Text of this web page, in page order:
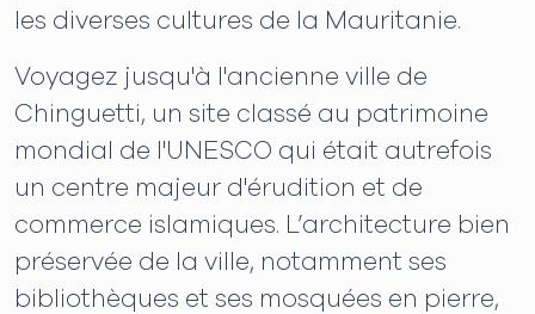
les diverses cultures de la Mauritanie.
Voyagez jusqu'à l'ancienne ville de
Chinguetti, un site classé au patrimoine
mondial de l'UNESCO qui était autrefois
un centre majeur d'érudition et de
commerce islamiques. L’architecture bien
préservée de la ville, notamment ses
bibliothèques et ses mosquées en pierre,